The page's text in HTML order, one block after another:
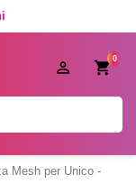
0

Mesh per Unico -